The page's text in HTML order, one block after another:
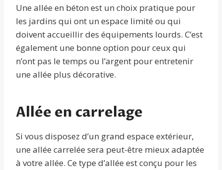
Une allée en béton est un choix pratique pour
les jardins qui ont un espace limité ou qui
doivent accueillir des équipements lourds. C’est
également une bonne option pour ceux qui
n’ont pas le temps ou l’argent pour entretenir
une allée plus décorative.
Allée en carrelage
Si vous disposez d’un grand espace extérieur,
une allée carrelée sera peut-être mieux adaptée
à votre allée. Ce type d’allée est conçu pour les